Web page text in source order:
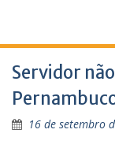
Servidor
16 de setembro